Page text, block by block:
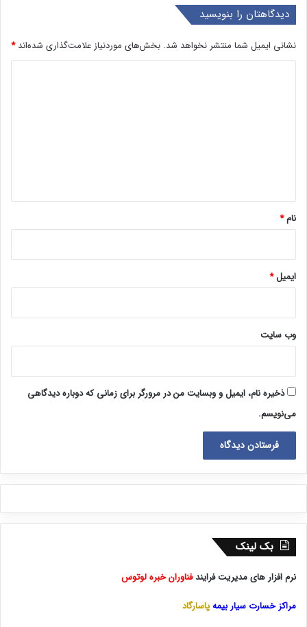
دیدگاهتان را بنویسید
نشانی ایمیل شما منتشر نخواهد شد. بخش‌های موردنیاز علامت‌گذاری شده‌اند*
نام*
ایمیل*
وب‌ سایت
ذخیره نام، ایمیل و وبسایت من در مرورگر برای زمانی که دوباره دیدگاهی
می‌نویسم.
بک لینک
نرم افزار های مدیریت فرایندفناوران خبره لوتوس
مراکز خسارت سیار بیمهپاسارگاد